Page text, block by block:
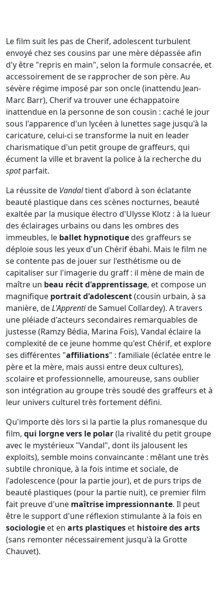
Le film suit les pas de Cherif, adolescent turbulent
envoyé chez ses cousins par une mère dépassée afin
d'y être "repris en main", selon la formule consacrée, et
accessoirement de se rapprocher de son père. Au
sévère régime imposé par son oncle (inattendu Jean-
Marc Barr), Cherif va trouver une échappatoire
inattendue en la personne de son cousin : caché le jour
sous l'apparence d'un lycéen à lunettes sage jusqu'à la
caricature, celui-ci se transforme la nuit en leader
charismatique d'un petit groupe de graffeurs, qui
écument la ville et bravent la police à la recherche du
spotparfait.
La réussite de Vandaltient d'abord à son éclatante
beauté plastique dans ces scènes nocturnes, beauté
exaltée par la musique électro d'Ulysse Klotz : à la lueur
des éclairages urbains ou dans les ombres des
immeubles, le ballet hypnotiquedes graffeurs se
déploie sous les yeux d'un Chérif ébahi. Mais le film ne
se contente pas de jouer sur l'esthétisme ou de
capitaliser sur l'imagerie du graff : il mène de main de
maître un beau récit d'apprentissage, et compose un
magnifique portrait d'adolescent(cousin urbain, à sa
manière, deL'Apprentide Samuel Collardey). A travers
une pléiade d'acteurs secondaires remarquables de
justesse (Ramzy Bédia, Marina Foïs), Vandal éclaire la
complexité de ce jeune homme qu'est Chérif, et explore
ses différentes "affiliations" : familiale (éclatée entre le
père et la mère, mais aussi entre deux cultures),
scolaire et professionnelle, amoureuse, sans oublier
son intégration au groupe très soudé des graffeurs et à
leur univers culturel très fortement défini.
Qu'importe dès lors si la partie la plus romanesque du
film, qui lorgne vers le polar(la rivalité du petit groupe
avec le mystérieux "Vandal", dont ils jalousent les
exploits), semble moins convaincante : mêlant une très
subtile chronique, à la fois intime et sociale, de
l'adolescence (pour la partie jour), et de purs trips de
beauté plastiques (pour la partie nuit), ce premier film
fait preuve d'une maîtrise impressionnante. Il peut
être le support d'une réflexion stimulante à la fois en
sociologie et en arts plastiques et histoire des arts
(sans remonter nécessairement jusqu'à la Grotte
Chauvet).